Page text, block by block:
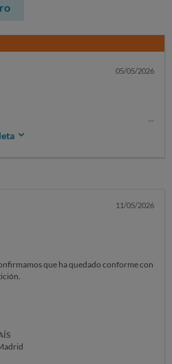
05/05/2026
suscripción al servicio del pais digital por
la suscripción solicité que o se
que se desactivase la renovación
así quedaba registrado en el sistema.
la renovación por importe de 115€
de dicho importe y la
que pueda tener con El Pais.
11/05/2026
que ha quedado conforme con